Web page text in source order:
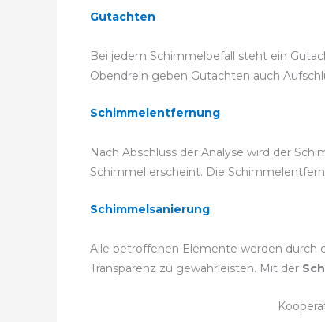
Gutachten
Bei jedem Schimmelbefall steht ein
Obendrein geben Gutachten auch
Schimmelentfernung
Nach Abschluss der Analyse wird der
Schimmel erscheint. Die
Schimmelsanierung
Alle betroffenen Elemente werden durch
Transparenz zu gewährleisten. Mit der